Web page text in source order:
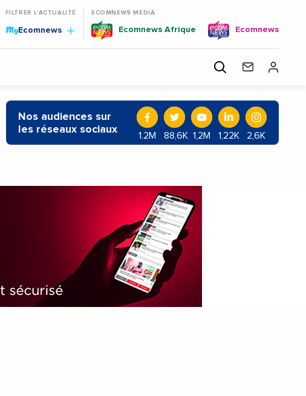
FILTRER L'ACTUALITÉ
MyEcomnews
ECOMNEWS MEDIA
Ecomnews Afrique Ecomnews
Nos audiences sur
les réseaux sociaux
1.2M 88,6K 1,2M 1,22K 2,6K